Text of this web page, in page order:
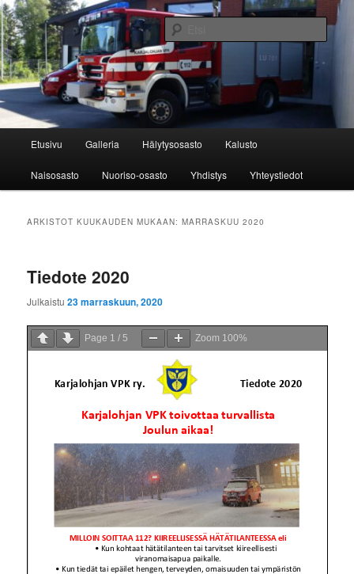
Siirry
sisältöön
Siirry
toissijaiseen
sisältöön
Karjalohjan VPK ry
Etsi
Etusivu Galleria Hälytysosasto Kalusto
Naisosasto Nuoriso-osasto Yhdistys Yhteystiedot
ARKISTOT KUUKAUDEN MUKAAN:MARRASKUU 2020
Tiedote 2020
Julkaistu23 marraskuun, 2020
Page 1 /5 Zoom 100%